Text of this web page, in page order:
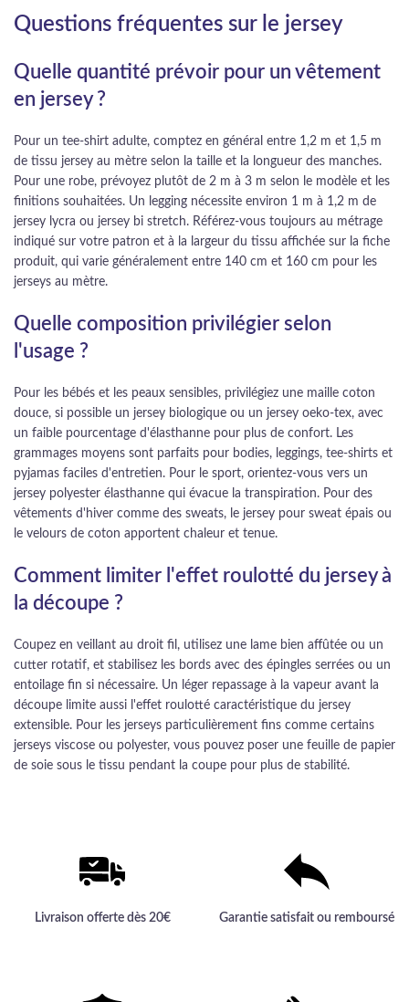
Questions fréquentes sur le jersey
Quelle quantité prévoir pour un vêtement
en jersey ?
Pour un tee-shirt adulte, comptez en général entre 1,2 m et 1,5 m
de tissu jersey au mètre selon la taille et la longueur des manches.
Pour une robe, prévoyez plutôt de 2 m à 3 m selon le modèle et les
finitions souhaitées. Un legging nécessite environ 1 m à 1,2 m de
jersey lycra ou jersey bi stretch. Référez-vous toujours au métrage
indiqué sur votre patron et à la largeur du tissu affichée sur la fiche
produit, qui varie généralement entre 140 cm et 160 cm pour les
jerseys au mètre.
Quelle composition privilégier selon
l'usage ?
Pour les bébés et les peaux sensibles, privilégiez une maille coton
douce, si possible un jersey biologique ou un jersey oeko-tex, avec
un faible pourcentage d'élasthanne pour plus de confort. Les
grammages moyens sont parfaits pour bodies, leggings, tee-shirts et
pyjamas faciles d'entretien. Pour le sport, orientez-vous vers un
jersey polyester élasthanne qui évacue la transpiration. Pour des
vêtements d'hiver comme des sweats, le jersey pour sweat épais ou
le velours de coton apportent chaleur et tenue.
Comment limiter l'effet roulotté du jersey à
la découpe ?
Coupez en veillant au droit fil, utilisez une lame bien affûtée ou un
cutter rotatif, et stabilisez les bords avec des épingles serrées ou un
entoilage fin si nécessaire. Un léger repassage à la vapeur avant la
découpe limite aussi l'effet roulotté caractéristique du jersey
extensible. Pour les jerseys particulièrement fins comme certains
jerseys viscose ou polyester, vous pouvez poser une feuille de papier
de soie sous le tissu pendant la coupe pour plus de stabilité.
Livraison offerte dès 20€ Garantie satisfait ou remboursé